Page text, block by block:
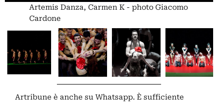
Artemis Danza, Carmen K - photo Giacomo
Cardone
Artribune è anche su Whatsapp. È sufficiente